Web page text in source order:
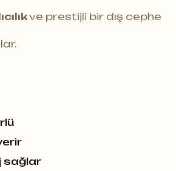
ve prestijli bir dış cephe
sağlar